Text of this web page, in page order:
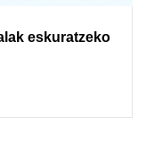
eskuratzeko